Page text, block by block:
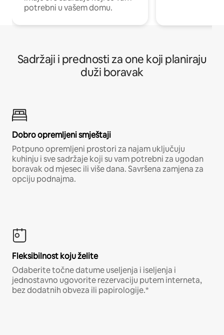
potrebni u vašem domu.
Sadržaji i prednosti za one koji planiraju
duži boravak
Dobro opremljeni smještaji
Potpuno opremljeni prostori za najam uključuju
kuhinju i sve sadržaje koji su vam potrebni za ugodan
boravak od mjesec ili više dana. Savršena zamjena za
opciju podnajma.
Fleksibilnost koju želite
Odaberite točne datume useljenja i iseljenja i
jednostavno ugovorite rezervaciju putem interneta,
bez dodatnih obveza ili papirologije.*